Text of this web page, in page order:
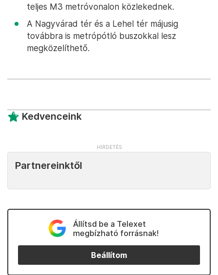
teljes M3 metróvonalon közlekednek.
A Nagyvárad tér és a Lehel tér májusig
továbbra is metrópótló buszokkal lesz
megközelíthető.
Kedvenceink
Partnereinktől
Állítsd be a Telexet
megbízható forrásnak!
Beállítom